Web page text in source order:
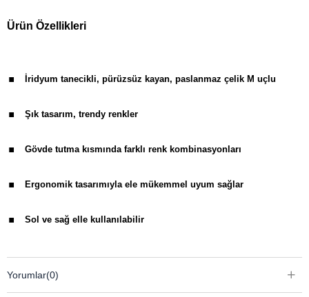
Ürün Özellikleri
. İridyum tanecikli, pürüzsüz kayan, paslanmaz çelik M uçlu
. Şık tasarım, trendy renkler
. Gövde tutma kısmında farklı renk kombinasyonları
. Ergonomik tasarımıyla ele mükemmel uyum sağlar
. Sol ve sağ elle kullanılabilir
1 adet mavi kartuş ürüne dahildir
Yorumlar(0)